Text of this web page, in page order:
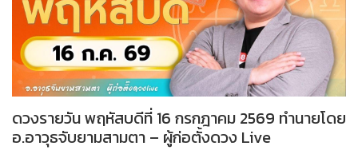
ดวงรายวัน พฤหัสบดีที่ 16 กรกฎาคม 2569 ทำนายโดย
อ.อาวุธจับยามสามตา – ผู้ก่อตั้งดวง Live